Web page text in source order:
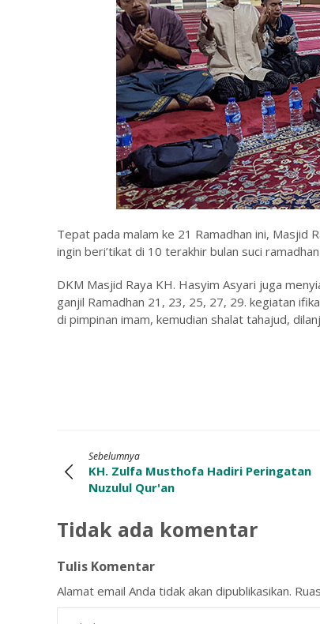
Tepat pada malam ke 21 Ramadhan ini, Masjid
ingin beri’tikat di 10 terakhir bulan suci
DKM Masjid Raya KH. Hasyim Asyari juga
ganjil Ramadhan 21, 23, 25, 27, 29. kegiatan
di pimpinan imam, kemudian shalat tahajud,
Sebelumnya
KH. Zulfa Musthofa Hadiri Peringatan
Nuzulul Qur'an
Tidak ada komentar
Tulis Komentar
Alamat email Anda tidak akan dipublikasikan.